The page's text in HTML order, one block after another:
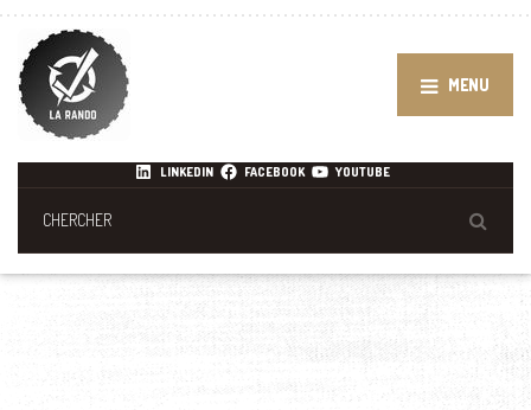
MENU
LINKEDIN FACEBOOK YOUTUBE